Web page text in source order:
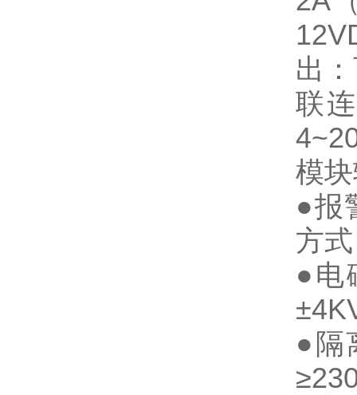
出
联
模
●报
方
●电
●隔